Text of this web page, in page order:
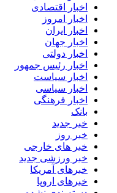
اخبار اقتصادی
اخبار امروز
اخبار ایران
اخبار جهان
اخبار دولتی
اخبار رئیس جمهور
اخبار سیاست
اخبار سیاسی
اخبار فرهنگی
بانک
خبر جدید
خبر روز
خبر های خارجی
خبر ورزشی جدید
خبرهای آمریکا
خبرهای اروپا